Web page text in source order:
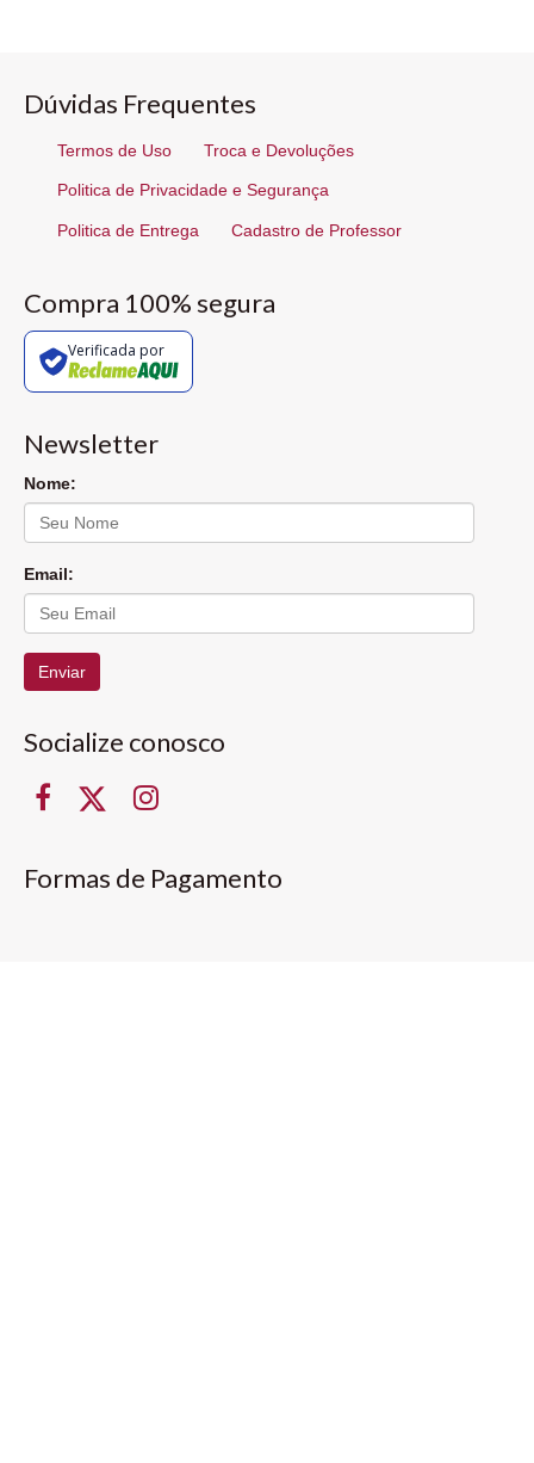
Dúvidas Frequentes
Termos de Uso Troca e Devoluções
Politica de Privacidade e Segurança
Politica de Entrega Cadastro de Professor
Compra 100% segura
Verificada por
Newsletter
Nome:
Email:
Enviar
Socialize conosco
Formas de Pagamento